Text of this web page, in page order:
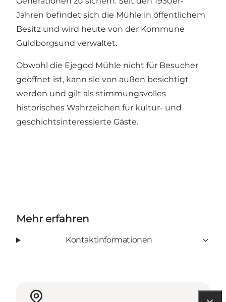
Jahren befindet sich die Mühle in öffentlichem
Besitz und wird heute von der Kommune
Guldborgsund verwaltet.
Obwohl die Ejegod Mühle nicht für Besucher
geöffnet ist, kann sie von außen besichtigt
werden und gilt als stimmungsvolles
historisches Wahrzeichen für kultur- und
geschichtsinteressierte Gäste.
Mehr erfahren
Kontaktinformationen